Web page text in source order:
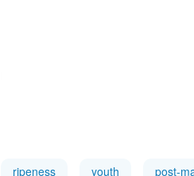
ripeness youth post-